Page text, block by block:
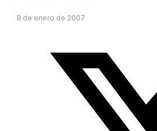
8 de enero de 2007